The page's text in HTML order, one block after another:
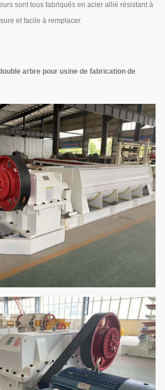
sont tous fabriqués en acier allié résistant à
et facile à remplacer.
arbre pour usine de fabrication de